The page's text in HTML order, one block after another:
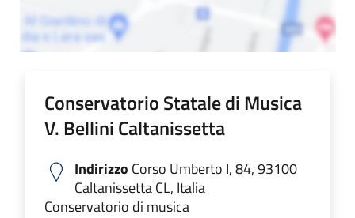
Conservatorio Statale di Musica
V. Bellini Caltanissetta
Indirizzo Corso Umberto I, 84, 93100
Caltanissetta CL, Italia
Conservatorio di musica